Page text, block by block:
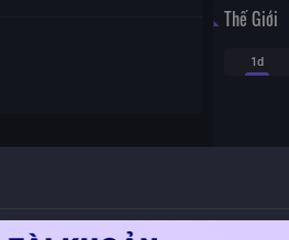
Thế Giới
1d